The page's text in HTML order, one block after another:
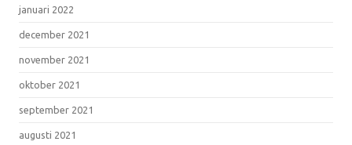
januari 2022
december 2021
november 2021
oktober 2021
september 2021
augusti 2021